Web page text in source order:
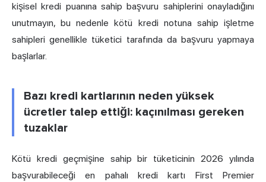
kişisel kredi puanına sahip başvuru sahiplerini onayladığını
unutmayın, bu nedenle kötü kredi notuna sahip işletme
sahipleri genellikle tüketici tarafında da başvuru yapmaya
başlarlar.
Bazı kredi kartlarının neden yüksek
ücretler talep ettiği: kaçınılması gereken
tuzaklar
Kötü kredi geçmişine sahip bir tüketicinin 2026 yılında
başvurabileceği en pahalı kredi kartı First Premier